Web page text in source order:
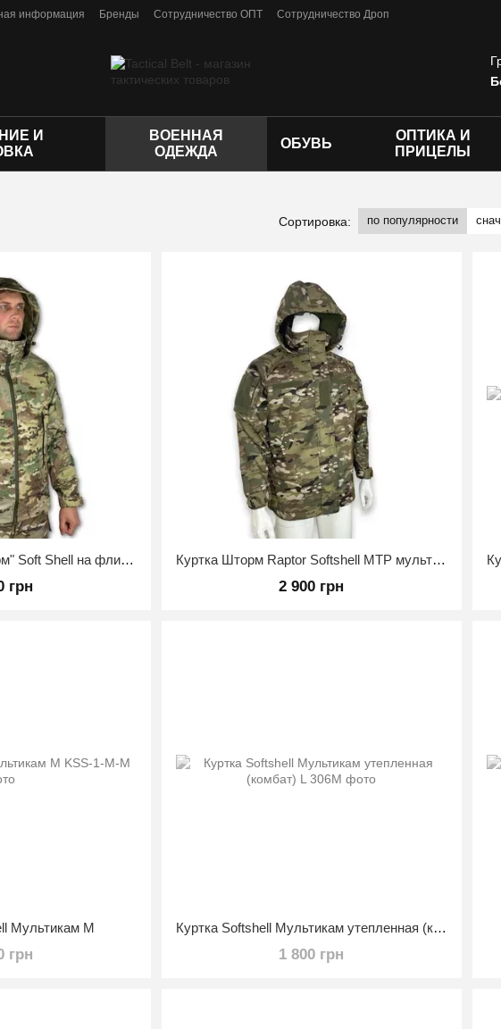
информация Бренды Сотрудничество ОПТ
Сотрудничество Дроп
И
ВОЕННАЯ
ОДЕЖДА
ОБУВЬ
ОПТИКА И
ПРИЦЕЛЫ
Сортировка: по популярности
Военная куртка "Шторм" Soft Shell на флисе, мембранная Мультикам 52/3
грн
Куртка Шторм Raptor Softshell МТР мультикам размер 56/5
2 900 грн
Мультикам M
грн
Куртка Softshell Мультикам утепленная (комбат) L
1 800 грн